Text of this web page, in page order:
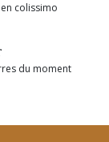
colissimo
du moment